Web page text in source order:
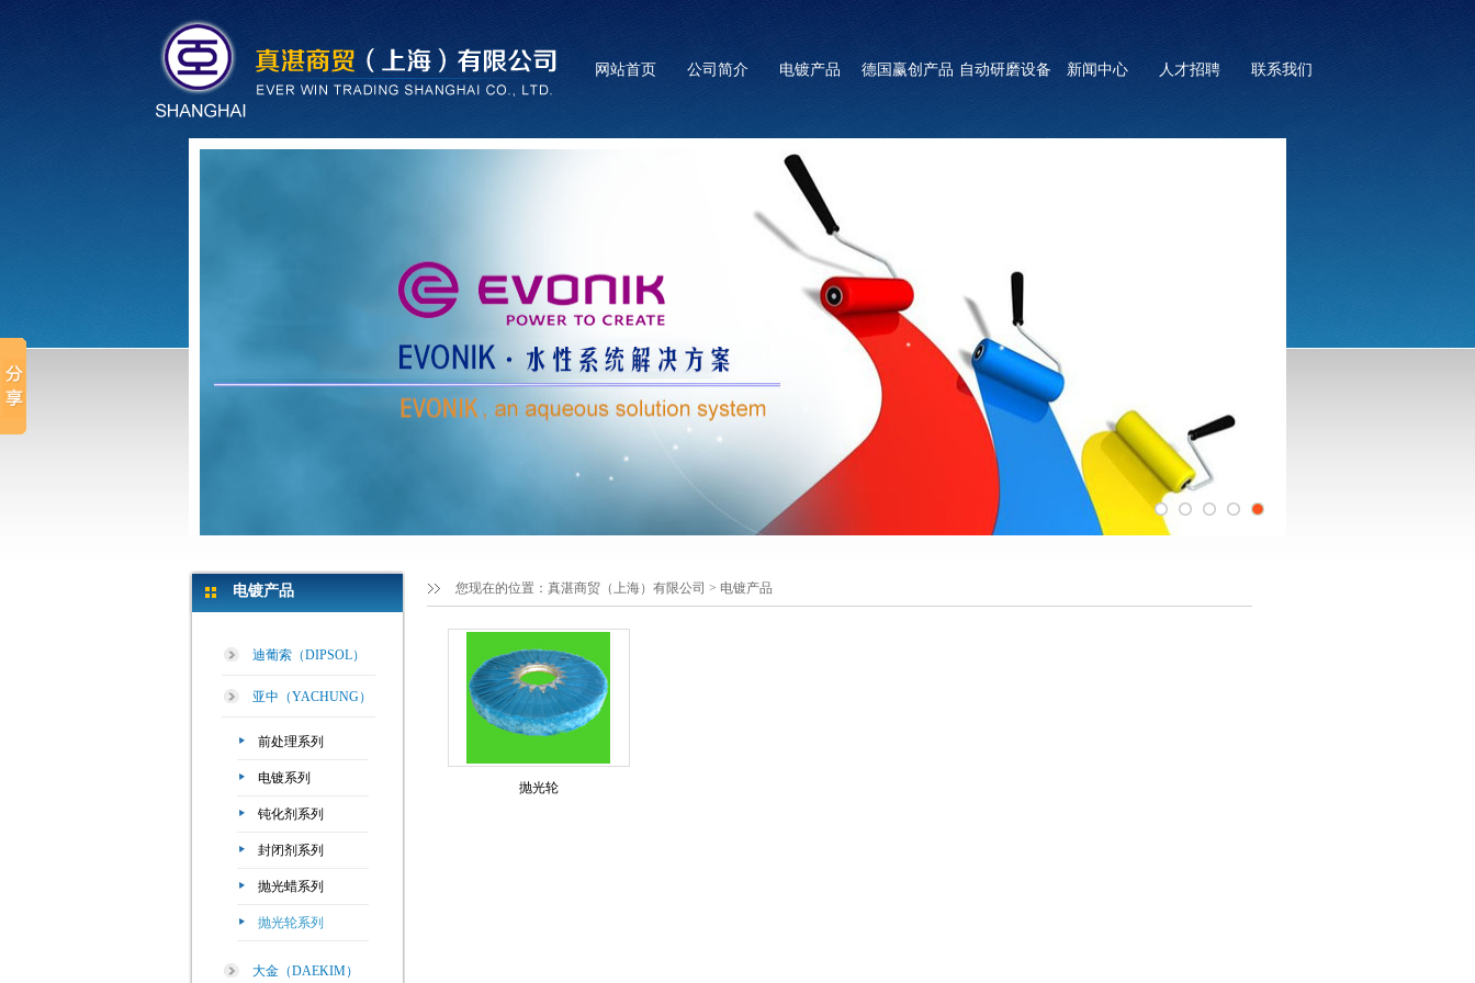
网站首页 公司简介 电镀产品 德国赢创产品 自动研磨设备 新闻中心 人才招聘 联系我们
电镀产品
迪葡索（DIPSOL）
亚中（YACHUNG）
前处理系列
电镀系列
钝化剂系列
封闭剂系列
抛光蜡系列
抛光轮系列
大金（DAEKIM）
您现在的位置： 真湛商贸（上海）有限公司 > 电镀产品
抛光轮